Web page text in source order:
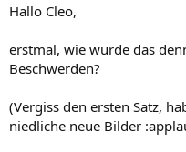
Hallo Cleo,
erstmal, wie wurde das
Beschwerden?
(Vergiss den ersten Satz,
niedliche neue Bilder